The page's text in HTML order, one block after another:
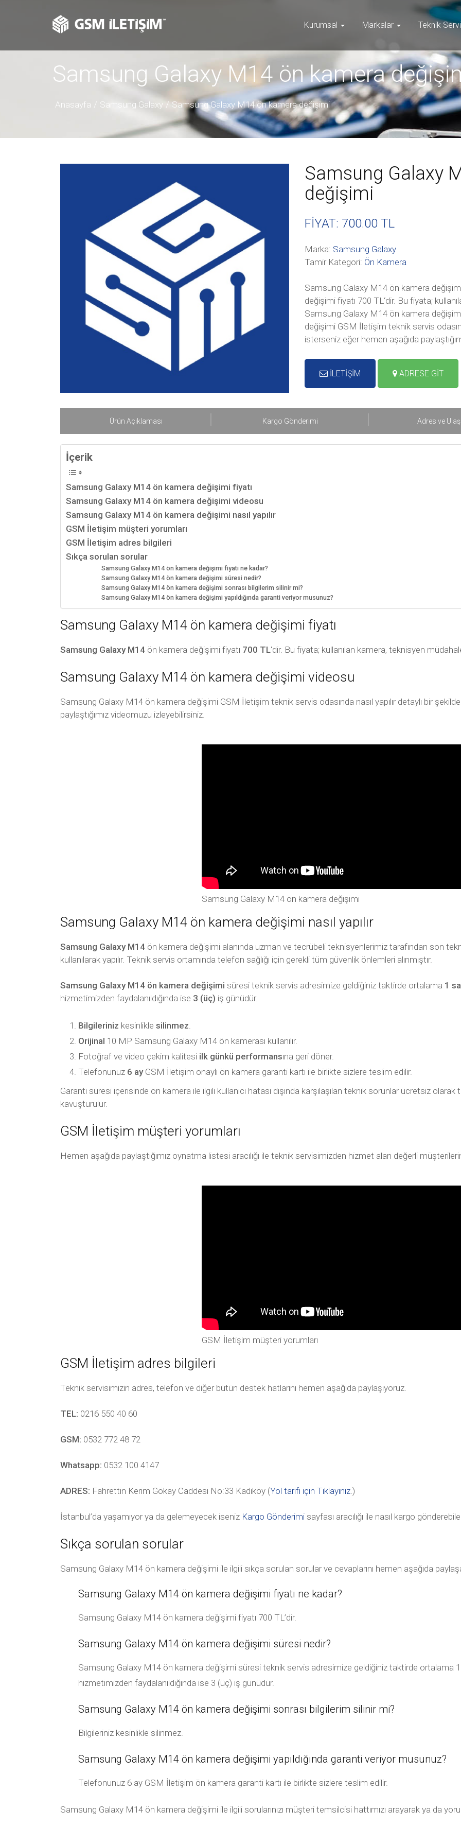
Kurumsal Markalar Teknik
Samsung Galaxy M14 ön kamera
Anasayfa Samsung Galaxy Samsung Galaxy M14 ön kamera değişimi
Samsung Galaxy
değişimi
FİYAT: 700.00 TL
Marka: Samsung Galaxy
Tamir Kategori: Ön Kamera
Samsung Galaxy M14 ön kamera
değişimi fiyatı 700 TL‘dir. Bu fiyata;
Samsung Galaxy M14 ön kamera
değişimi GSM İletişim teknik servis
isterseniz eğer hemen aşağıda
İLETİŞİM ADRESE GİT
Ürün Açıklaması Kargo Gönderimi Adres ve
İçerik
Samsung Galaxy M14 ön kamera değişimi fiyatı
Samsung Galaxy M14 ön kamera değişimi videosu
Samsung Galaxy M14 ön kamera değişimi nasıl yapılır
GSM İletişim müşteri yorumları
GSM İletişim adres bilgileri
Sıkça sorulan sorular
Samsung Galaxy M14 ön kamera değişimi fiyatı ne kadar?
Samsung Galaxy M14 ön kamera değişimi süresi nedir?
Samsung Galaxy M14 ön kamera değişimi sonrası bilgilerim silinir mi?
Samsung Galaxy M14 ön kamera değişimi yapıldığında garanti veriyor musunuz?
Samsung Galaxy M14 ön kamera değişimi fiyatı
Samsung Galaxy M14 ön kamera değişimi fiyatı 700 TL‘dir. Bu fiyata; kullanılan kamera, teknisyen
Samsung Galaxy M14 ön kamera değişimi videosu
Samsung Galaxy M14 ön kamera değişimi GSM İletişim teknik servis odasında nasıl yapılır detaylı bir
paylaştığımız videomuzu izleyebilirsiniz.
Samsung Galaxy M14 ön kamera değişimi
Samsung Galaxy M14 ön kamera değişimi nasıl yapılır
Samsung Galaxy M14 ön kamera değişimi alanında uzman ve tecrübeli teknisyenlerimiz tarafından son
kullanılarak yapılır. Teknik servis ortamında telefon sağlığı için gerekli tüm güvenlik önlemleri alınmıştır.
Samsung Galaxy M14 ön kamera değişimi süresi teknik servis adresimize geldiğiniz taktirde ortalama 1
hizmetimizden faydalanıldığında ise 3 (üç) iş günüdür.
Bilgileriniz kesinlikle silinmez.
Orijinal 10 MP Samsung Galaxy M14 ön kamerası kullanılır.
Fotoğraf ve video çekim kalitesi ilk günkü performansına geri döner.
Telefonunuz 6 ayGSM İletişim onaylı ön kamera garanti kartı ile birlikte sizlere teslim edilir.
Garanti süresi içerisinde ön kamera ile ilgili kullanıcı hatası dışında karşılaşılan teknik sorunlar ücretsiz
kavuşturulur.
GSM İletişim müşteri yorumları
Hemen aşağıda paylaştığımız oynatma listesi aracılığı ile teknik servisimizden hizmet alan değerli
GSM İletişim müşteri yorumları
GSM İletişim adres bilgileri
Teknik servisimizin adres, telefon ve diğer bütün destek hatlarını hemen aşağıda paylaşıyoruz.
TEL: 0216 550 40 60
GSM: 0532 772 48 72
Whatsapp: 0532 100 4147
ADRES: Fahrettin Kerim Gökay Caddesi No:33 Kadıköy (Yol tarifi için Tıklayınız.)
İstanbul’da yaşamıyor ya da gelemeyecek iseniz Kargo Gönderimi sayfası aracılığı ile nasıl kargo
Sıkça sorulan sorular
Samsung Galaxy M14 ön kamera değişimi ile ilgili sıkça sorulan sorular ve cevaplarını hemen aşağıda
Samsung Galaxy M14 ön kamera değişimi fiyatı ne kadar?
Samsung Galaxy M14 ön kamera değişimi fiyatı 700 TL’dir.
Samsung Galaxy M14 ön kamera değişimi süresi nedir?
Samsung Galaxy M14 ön kamera değişimi süresi teknik servis adresimize geldiğiniz taktirde ortalama
hizmetimizden faydalanıldığında ise 3 (üç) iş günüdür.
Samsung Galaxy M14 ön kamera değişimi sonrası bilgilerim silinir mi?
Bilgileriniz kesinlikle silinmez.
Samsung Galaxy M14 ön kamera değişimi yapıldığında garanti veriyor musunuz?
Telefonunuz 6 ay GSM İletişim ön kamera garanti kartı ile birlikte sizlere teslim edilir.
Samsung Galaxy M14 ön kamera değişimi ile ilgili sorularınızı müşteri temsilcisi hattımızı arayarak ya da